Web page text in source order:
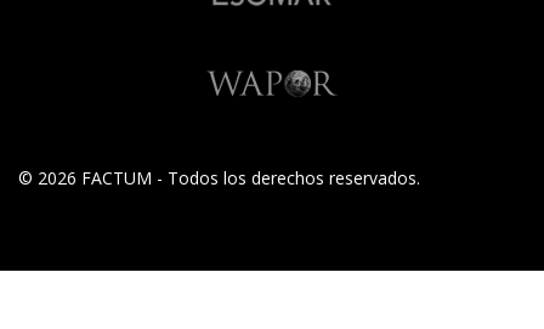
© 2026 FACTUM - Todos los derechos reservados.